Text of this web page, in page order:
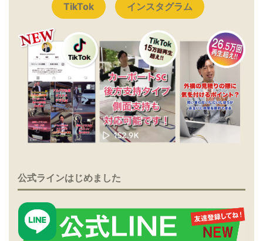
TikTok インスタグラム
公式ラインはじめました